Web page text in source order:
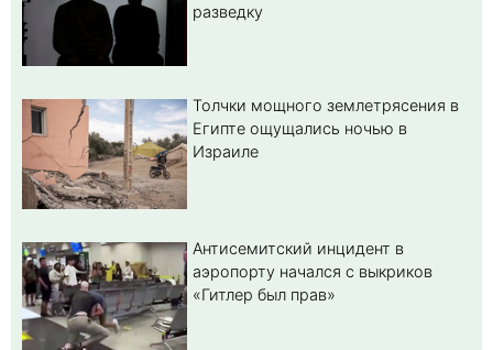
разведку
Толчки мощного землетрясения в
Египте ощущались ночью в
Израиле
Антисемитский инцидент в
аэропорту начался с выкриков
«Гитлер был прав»